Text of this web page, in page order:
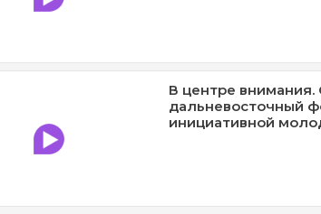
В центре
дальневосточный
инициативной